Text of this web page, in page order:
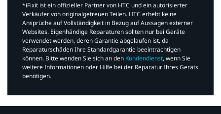
*iFixit ist ein offizieller Partner von HTC und ein autorisierter
Verkäufer von originalgetreuen Teilen. HTC erhebt keine
Ansprüche auf Vollständigkeit in Bezug auf Aussagen externer
Websites. Eigenhändige Reparaturen sollten nur bei Geräte
verwendet werden, deren Garantie abgelaufen ist, da
Reparaturschäden Ihre Standardgarantie beeinträchtigen
können. Bitte wenden Sie sich an den Kundendienst, wenn Sie
weitere Informationen oder Hilfe bei der Reparatur Ihres Geräts
benötigen.​